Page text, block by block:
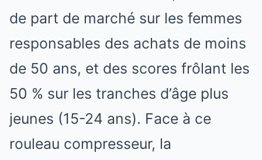
de part de marché sur les femmes
responsables des achats de moins
de 50 ans, et des scores frôlant les
50 % sur les tranches d’âge plus
jeunes (15-24 ans). Face à ce
rouleau compresseur, la